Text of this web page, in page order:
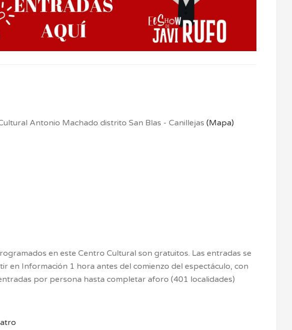
Antonio Machado distrito San Blas - Canillejas (Mapa)
en este Centro Cultural son gratuitos. Las entradas se
en Información 1 hora antes del comienzo del espectáculo, con
por persona hasta completar aforo (401 localidades)